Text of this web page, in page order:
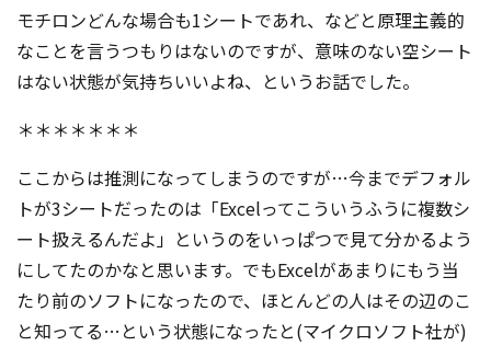
モチロンどんな場合も1シートであれ、などと原理主義的
なことを言うつもりはないのですが、意味のない空シート
はない状態が気持ちいいよね、というお話でした。
＊＊＊＊＊＊＊
ここからは推測になってしまうのですが…今までデフォル
トが3シートだったのは「Excelってこういうふうに複数シ
ート扱えるんだよ」というのをいっぱつで見て分かるよう
にしてたのかなと思います。でもExcelがあまりにもう当
たり前のソフトになったので、ほとんどの人はその辺のこ
と知ってる…という状態になったと(マイクロソフト社が)